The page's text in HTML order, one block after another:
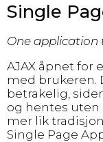
Single
One application
AJAX åpnet for
med brukeren.
betrakelig,
og hentes uten
mer lik
Single Page